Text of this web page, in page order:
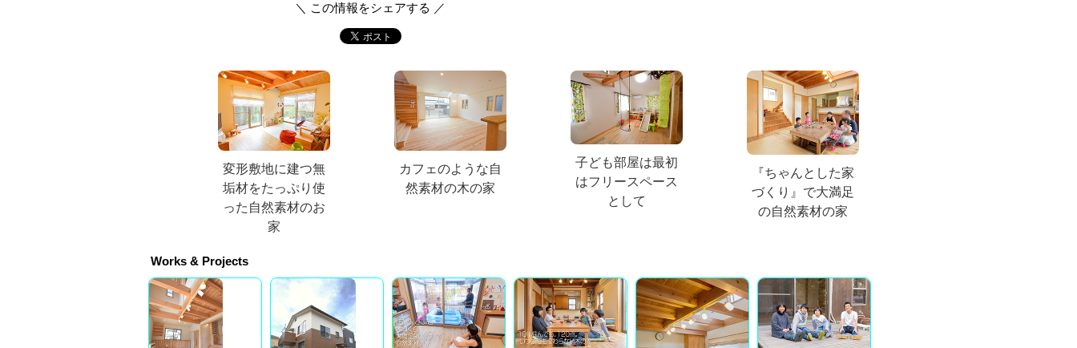
＼ この情報をシェアする ／
変形敷地に建つ無
垢材をたっぷり使
った自然素材のお
家
カフェのような自
然素材の木の家
子ども部屋は最初
はフリースペース
として
『ちゃんとした家
づくり』で大満足
の自然素材の家
Works & Projects